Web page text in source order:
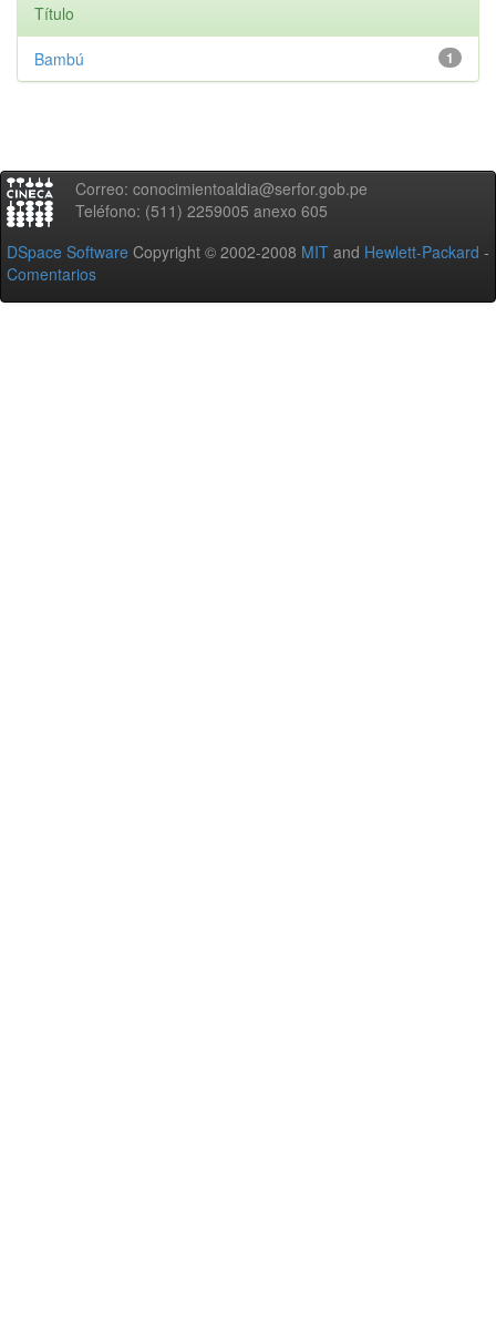
Título
1
Bambú
Correo: conocimientoaldia@serfor.gob.pe
Teléfono: (511) 2259005 anexo 605
DSpace Software Copyright © 2002-2008 MIT and Hewlett-Packard -
Comentarios